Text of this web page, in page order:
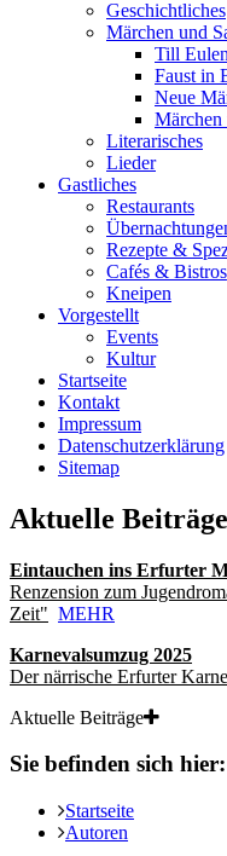
Geschichtliches
Märchen und
Till
Faust in
Neue
Märchen
Literarisches
Lieder
Gastliches
Restaurants
Rezepte &
Cafés & Bistros
Kneipen
Vorgestellt
Events
Kultur
Startseite
Kontakt
Impressum
Datenschutz­erklärung
Sitemap
Aktuelle Beiträge
Eintauchen ins Erfurter
Renzension zum
Zeit" MEHR
Karnevalsumzug 2025
Der närrische Erfurter
Aktuelle Beiträge
Sie befinden sich hier:
Startseite
Autoren